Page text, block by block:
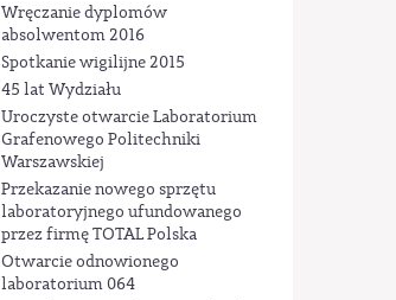
Wręczanie dyplomów
absolwentom 2016
Spotkanie wigilijne 2015
45 lat Wydziału
Uroczyste otwarcie Laboratorium
Grafenowego Politechniki
Warszawskiej
Przekazanie nowego sprzętu
laboratoryjnego ufundowanego
przez firmę TOTAL Polska
Otwarcie odnowionego
laboratorium 064